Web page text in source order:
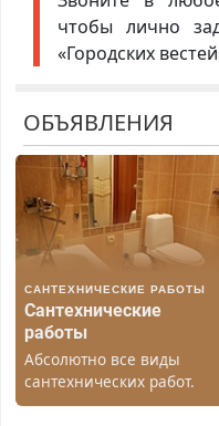
чтобы лично
«Городских
ОБЪЯВЛЕНИЯ
САНТЕХНИЧЕСКИЕ РАБОТЫ
Сантехнические
работы
Абсолютно все виды
сантехнических работ.
Быстро. Качественно.